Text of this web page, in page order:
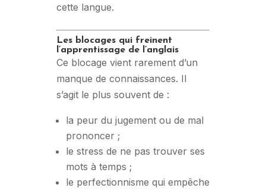
cette langue.
Les blocages qui freinent
l’apprentissage de l’anglais
Ce blocage vient rarement d’un
manque de connaissances. Il
s’agit le plus souvent de :
la peur du jugement ou de mal
prononcer ;
le stress de ne pas trouver ses
mots à temps ;
le perfectionnisme qui empêche